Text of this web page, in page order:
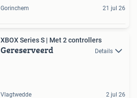
Gorinchem 21 jul 26
XBOX Series S | Met 2 controllers
Gereserveerd Details
Vlagtwedde 2 jul 26